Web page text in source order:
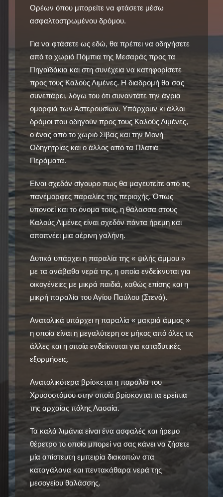
Ορέων όπου μπορείτε να φτάσετε μέσω
ασφαλτοστρωμένου δρόμου.
Για να φτάσετε ως εδώ, θα πρέπει να οδηγήσετε
από το χωριό Πόμπια της Μεσαράς προς τα
Πηγαϊδάκια και στη συνέχεια να κατηφορίσετε
προς τους Καλούς Λιμένες. Η διαδρομή θα σας
συνεπάρει, λόγω του ότι συναντάτε την άγρια
ομορφιά των Αστερουσίων. Υπάρχουν κι άλλοι
δρόμοι που οδηγούν προς τους Καλούς Λιμένες,
ο ένας από το χωριό Σίβας και την Μονή
Οδηγητρίας και ο άλλος από τα Πλατιά
Περάματα.
Είναι σχεδόν σίγουρο πως θα μαγευτείτε από τις
πανέμορφες παραλίες της περιοχής. Όπως
υπονοεί και το όνομα τους, η θάλασσα στους
Καλούς Λιμένες είναι σχεδόν πάντα ήρεμη και
αποπνέει μια αέρινη γαλήνη.
Δυτικά υπάρχει η παραλία της « ψιλής άμμου »
με τα ανάβαθα νερά της, η οποία ενδείκνυται για
οικογένειες με μικρά παιδιά, καθώς επίσης και η
μικρή παραλία του Αγίου Παύλου (Στενά).
Ανατολικά υπάρχει η παραλία « μακριά άμμος »
η οποία είναι η μεγαλύτερη σε μήκος από όλες τις
άλλες και η οποία ενδείκνυται για καταδυτικές
εξορμήσεις.
Ανατολικότερα βρίσκεται η παραλία του
Χρυσοστόμου στην οποία βρίσκονται τα ερείπια
της αρχαίας πόλης Λασαία.
Τα καλά λιμάνια είναι ένα ασφαλές και ήρεμο
θέρετρο το οποίο μπορεί να σας κάνει να ζήσετε
μία απίστευτη εμπειρία διακοπών στα
καταγάλανα και πεντακάθαρα νερά της
μεσογείου θαλάσσης.